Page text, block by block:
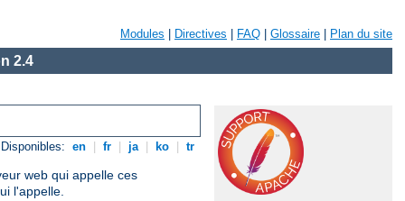
Modules Directives FAQ Glossaire Plan du site
2.4
en fr ja ko tr
web qui appelle ces
l'appelle.